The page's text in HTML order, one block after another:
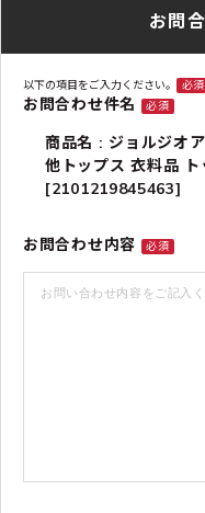
お問
以下の項目をご入力ください。 必須
お問合わせ件名 必須
商品名 : ジョルジオ
他トップス 衣料品
[2101219845463]
お問合わせ内容 必須